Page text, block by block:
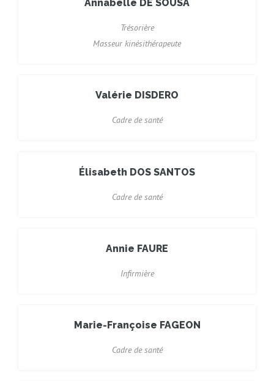
Annabelle DE SOUSA
Trésorière
Masseur kinésithérapeute
Valérie DISDERO
Cadre de santé
Élisabeth DOS SANTOS
Cadre de santé
Annie FAURE
Infirmière
Marie-Françoise FAGEON
Cadre de santé